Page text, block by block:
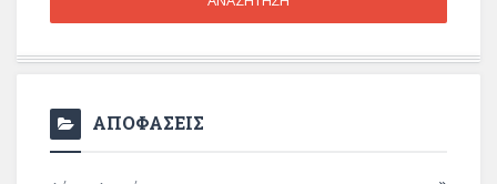
ΑΠΟΦΑΣΕΙΣ